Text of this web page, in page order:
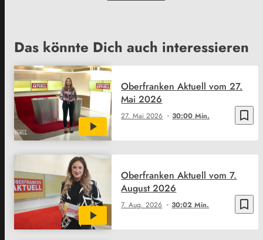
Das könnte Dich auch interessieren
bookmark_border
27. Mai 2026 30:00 Min.
Oberfranken Aktuell vom 27.
Mai 2026
bookmark_border
7. Aug. 2026 30:02 Min.
Oberfranken Aktuell vom 7.
August 2026